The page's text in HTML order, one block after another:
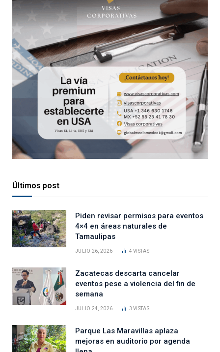
Últimos post
Piden revisar permisos para eventos
4×4 en áreas naturales de
Tamaulipas
JULIO 26, 2026 4VISTAS
Zacatecas descarta cancelar
eventos pese a violencia del fin de
semana
JULIO 24, 2026 3VISTAS
Parque Las Maravillas aplaza
mejoras en auditorio por agenda